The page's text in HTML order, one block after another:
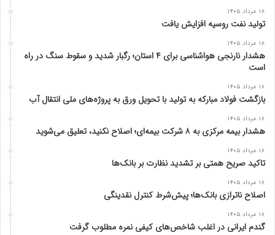
۱۸ مرداد ۱۴۰۵
تولید نفت روسیه افزایش یافت
۱۸ مرداد ۱۴۰۵
هشدار نارنجی هواشناسی برای ۴ استان؛ رگبار شدید و سقوط سنگ در راه
است
۱۸ مرداد ۱۴۰۵
بازگشت فولاد مبارکه به تولید با تحویل ورق به پروژه‌های ملی انتقال آب
۱۸ مرداد ۱۴۰۵
هشدار بیمه مرکزی به ۸ شرکت بیمه‌ای؛ اصلاح نکنید، تعلیق می‌شوید
۱۸ مرداد ۱۴۰۵
تاکید صریح همتی بر تشدید نظارت بر بانک‌ها
۱۸ مرداد ۱۴۰۵
اصلاح ناترازی بانک‌ها؛ پیش‌شرط کنترل نقدینگی
۱۸ مرداد ۱۴۰۵
گندم ایرانی در اغلب شاخص‌های کیفی نمره مطلوب گرفت